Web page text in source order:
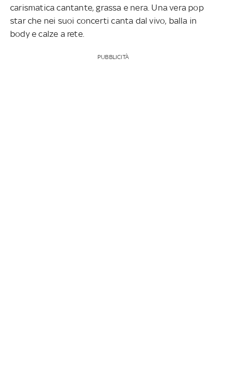
carismatica cantante, grassa e nera. Una vera pop
star che nei suoi concerti canta dal vivo, balla in
body e calze a rete.
PUBBLICITÀ